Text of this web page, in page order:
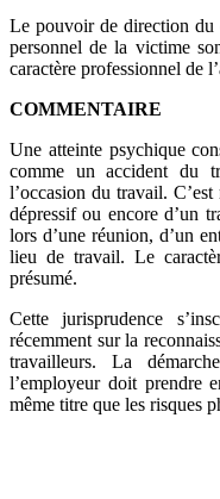
Le pouvoir de direction du
personnel de la victime
caractère professionnel de
COMMENTAIRE
Une atteinte psychique
comme un accident du
l’occasion du travail.
dépressif ou encore d’un
lors d’une réunion, d’un
lieu de travail. Le
présumé.
Cette jurisprudence
récemment sur la
travailleurs. La
l’employeur doit prendre
même titre que les risques